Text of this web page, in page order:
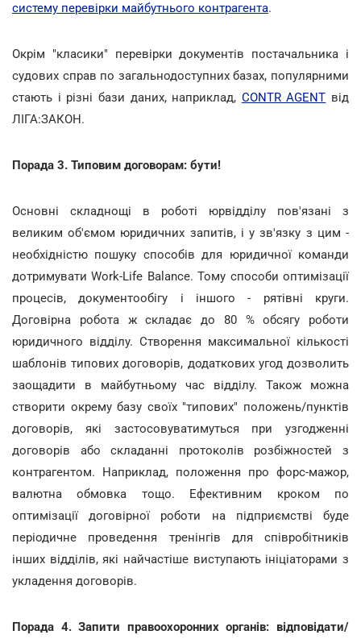
систему перевірки майбутнього контрагента.
Окрім "класики" перевірки документів постачальника і
судових справ по загальнодоступних базах, популярними
стають і різні бази даних, наприклад, CONTR AGENT від
ЛІГА:ЗАКОН.
Порада 3. Типовим договорам: бути!
Основні складнощі в роботі юрвідділу пов'язані з
великим об'ємом юридичних запитів, і у зв'язку з цим -
необхідністю пошуку способів для юридичної команди
дотримувати Work-Life Balance. Тому способи оптимізації
процесів, документообігу і іншого - рятівні круги.
Договірна робота ж складає до 80 % обсягу роботи
юридичного відділу. Створення максимальної кількості
шаблонів типових договорів, додаткових угод дозволить
заощадити в майбутньому час відділу. Також можна
створити окрему базу своїх "типових" положень/пунктів
договорів, які застосовуватимуться при узгодженні
договорів або складанні протоколів розбіжностей з
контрагентом. Наприклад, положення про форс-мажор,
валютна обмовка тощо. Ефективним кроком по
оптимізації договірної роботи на підприємстві буде
періодичне проведення тренінгів для співробітників
інших відділів, які найчастіше виступають ініціаторами з
укладення договорів.
Порада 4. Запити правоохоронних органів: відповідати/